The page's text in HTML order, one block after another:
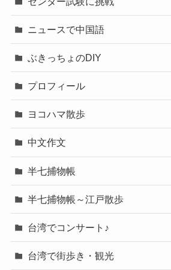
ニュースで中国語
ぶきっちょのDIY
プロフィール
ヨコハマ散歩
中文作文
半七捕物帳
半七捕物帳～江戸散歩
台湾でコンサート♪
台湾で街歩き・観光